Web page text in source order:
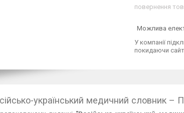
повернення
У компанії
покидаючи
український медичний словник